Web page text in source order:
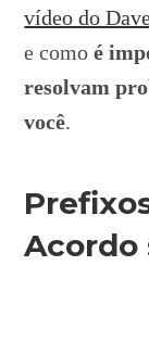
vídeo do
e comoé
resolvam
você.
Acordo